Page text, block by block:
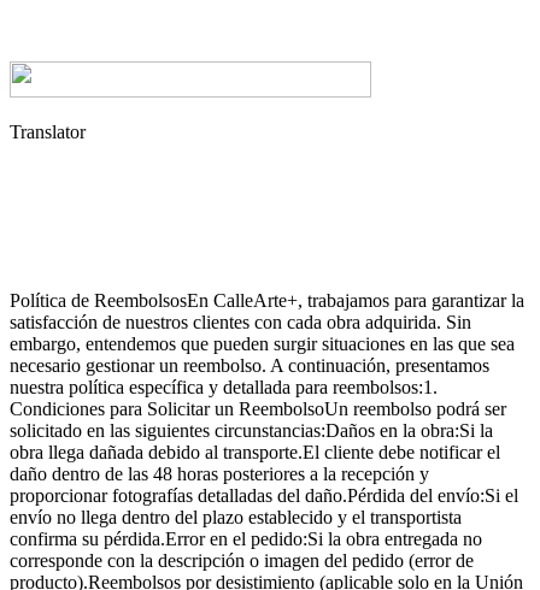
Translator
Política de ReembolsosEn CalleArte+, trabajamos para garantizar la
satisfacción de nuestros clientes con cada obra adquirida. Sin
embargo, entendemos que pueden surgir situaciones en las que sea
necesario gestionar un reembolso. A continuación, presentamos
nuestra política específica y detallada para reembolsos:1.
Condiciones para Solicitar un ReembolsoUn reembolso podrá ser
solicitado en las siguientes circunstancias:Daños en la obra:Si la
obra llega dañada debido al transporte.El cliente debe notificar el
daño dentro de las 48 horas posteriores a la recepción y
proporcionar fotografías detalladas del daño.Pérdida del envío:Si el
envío no llega dentro del plazo establecido y el transportista
confirma su pérdida.Error en el pedido:Si la obra entregada no
corresponde con la descripción o imagen del pedido (error de
producto).Reembolsos por desistimiento (aplicable solo en la Unión